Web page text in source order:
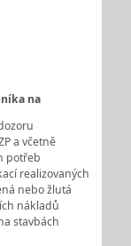
na
a včetně
potřeb
realizovaných
nebo žlutá
nákladů
stavbách